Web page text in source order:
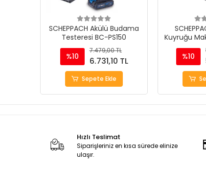
SCHEPPACH Akülü Budama
Testeresi BC-PS150
%10
7.479,00 TL
6.731,10 TL
Sepete Ekle
Kuyruğu
%10
Hızlı Teslimat
Siparişleriniz en kısa sürede elinize
ulaşır.